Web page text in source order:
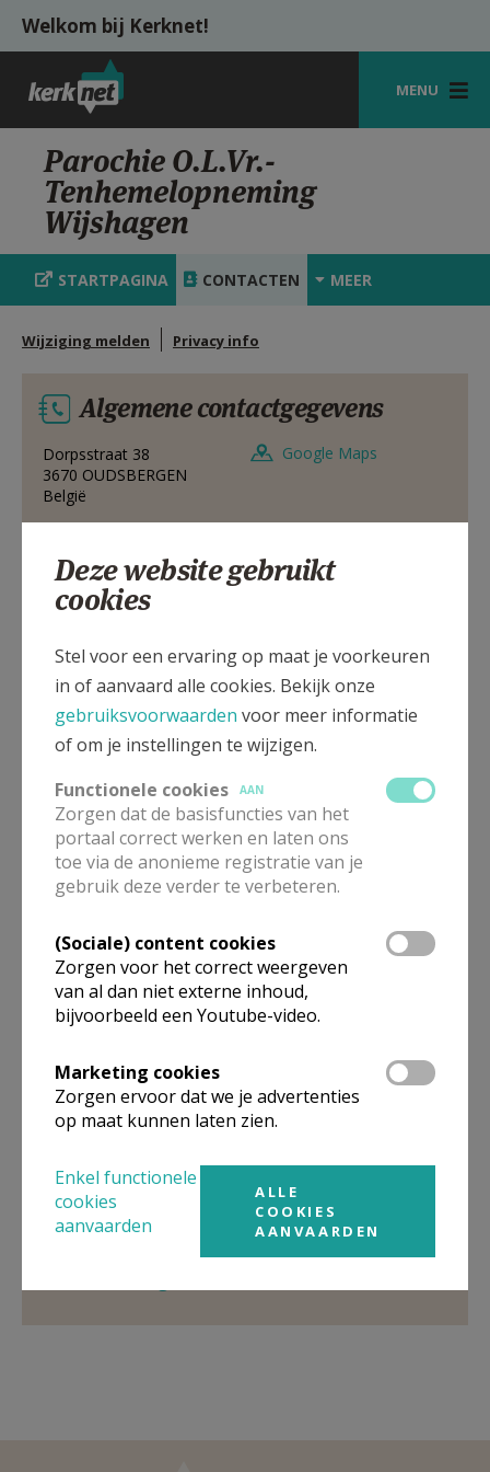
Overslaan en naar de inhoud gaan
Welkom bij Kerknet!
MENU
STARTPAGINA
KERK
VIERINGEN
SHOP
ZOEKEN
MIJN PAROCHIE
AANMELDEN OF REGISTREREN
Parochie O.L.Vr.-
Tenhemelopneming
Wijshagen
STARTPAGINA CONTACTEN MEER
Wijziging melden Privacy info
Algemene contactgegevens
Dorpsstraat 38
3670 OUDSBERGEN
België
Google Maps
Dorpsstraat 38, 3670 OUDSBERGEN
Niet gevonden wat je zocht? Hier vind je links naar de
gegevens van andere organisaties op het boven-,
Behoort tot
Pastorale eenheid Land van Galilea
Oudsbergen
Pastorale eenheid Land van Galilea
Deze website gebruikt
cookies
Stel voor een ervaring op maat je voorkeuren
in of aanvaard alle cookies. Bekijk onze
gebruiksvoorwaarden voor meer informatie
of om je instellingen te wijzigen.
Functionele cookies
AAN
Zorgen dat de basisfuncties van het
portaal correct werken en laten ons
toe via de anonieme registratie van je
gebruik deze verder te verbeteren.
(Sociale) content cookies
Zorgen voor het correct weergeven
van al dan niet externe inhoud,
bijvoorbeeld een Youtube-video.
Marketing cookies
Zorgen ervoor dat we je advertenties
op maat kunnen laten zien.
Enkel functionele
cookies
aanvaarden
ALLE
COOKIES
AANVAARDEN